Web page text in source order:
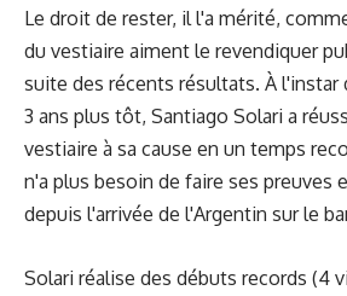
Le droit de rester, il l'a mérité,
du vestiaire aiment le revendiquer
suite des récents résultats. À l'instar
3 ans plus tôt, Santiago Solari a
vestiaire à sa cause en un temps
n'a plus besoin de faire ses preuves
depuis l'arrivée de l'Argentin sur le
Solari réalise des débuts records (4